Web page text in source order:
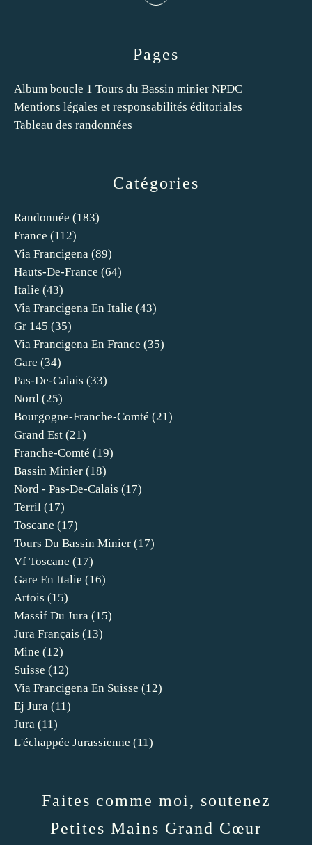
Catégories
Randonnée (183)
France (112)
Via Francigena (89)
Hauts-De-France (64)
Italie (43)
Via Francigena En Italie (43)
Gr 145 (35)
Via Francigena En France (35)
Gare (34)
Pas-De-Calais (33)
Nord (25)
Bourgogne-Franche-Comté (21)
Grand Est (21)
Franche-Comté (19)
Bassin Minier (18)
Nord - Pas-De-Calais (17)
Terril (17)
Toscane (17)
Tours Du Bassin Minier (17)
Vf Toscane (17)
Gare En Italie (16)
Artois (15)
Massif Du Jura (15)
Jura Français (13)
Mine (12)
Suisse (12)
Via Francigena En Suisse (12)
Ej Jura (11)
Jura (11)
L'échappée Jurassienne (11)
Pages
Album boucle 1 Tours du Bassin minier NPDC
Mentions légales et responsabilités éditoriales
Tableau des randonnées
Faites comme moi, soutenez
Petites Mains Grand Cœur